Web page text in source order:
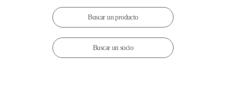
Buscar un producto
Buscar un socio